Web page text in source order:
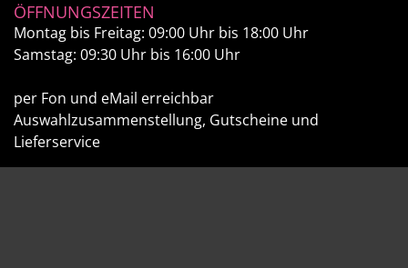
ÖFFNUNGSZEITEN
Montag bis Freitag: 09:00 Uhr bis 18:00 Uhr
Samstag: 09:30 Uhr bis 16:00 Uhr
per Fon und eMail erreichbar
Auswahlzusammenstellung, Gutscheine und
Lieferservice